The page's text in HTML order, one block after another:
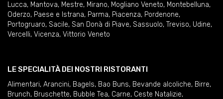
Lucca, Mantova, Mestre, Mirano, Mogliano Veneto, Montebelluna,
Oderzo, Paese e Istrana, Parma, Piacenza, Pordenone,
Portogruaro, Sacile, San Donà di Piave, Sassuolo, Treviso, Udine,
Vercelli, Vicenza, Vittorio Veneto
LE SPECIALITÀ DEI NOSTRI RISTORANTI
Alimentari, Arancini, Bagels, Bao Buns, Bevande alcoliche, Birre,
Brunch, Bruschette, Bubble Tea, Carne, Ceste Natalizie,